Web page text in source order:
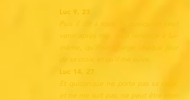
Luc 9, 23
Puis il dit à tous: Si quelqu’un veut
venir après moi, qu’il renonce à lui-
même, qu’il se charge chaque jour
de sa croix, et qu’il me suive.
Luc 14, 27
Et quiconque ne porte pas sa croix,
et ne me suit pas, ne peut être mon